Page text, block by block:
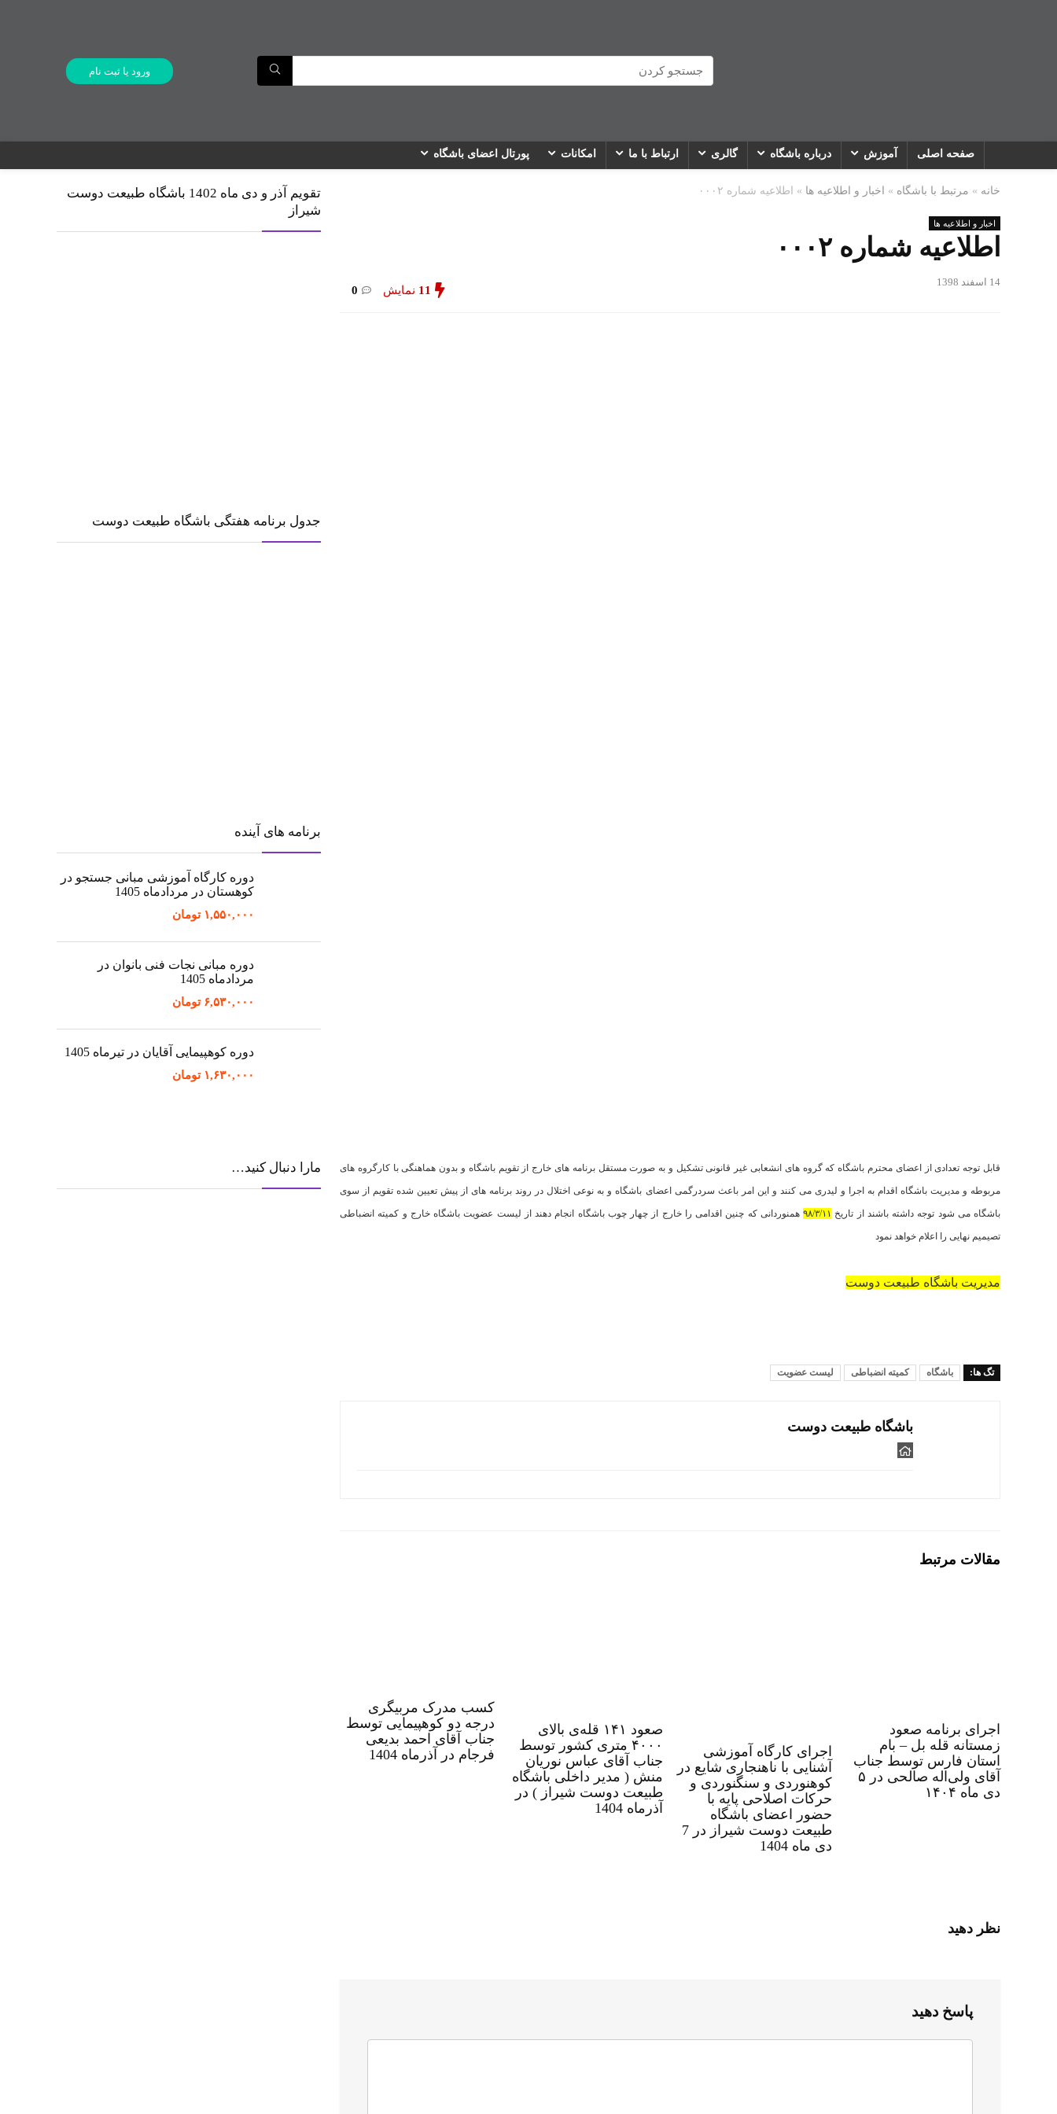
ورود یا ثبت نام
صفحه اصلی آموزش درباره باشگاه گالری ارتباط با ما امکانات پورتال اعضای باشگاه
خانه » مرتبط با باشگاه » اخبار و اطلاعیه ها » اطلاعیه شماره ۰۰۰۲
اخبار و اطلاعیه ها
اطلاعیه شماره ۰۰۰۲
14 اسفند 1398
11 نمایش 0
قابل توجه تعدادی از اعضای محترم باشگاه که گروه های انشعابی غیر قانونی تشکیل و به صورت مستقل برنامه های خارج از تقویم باشگاه و بدون هماهنگی با کارگروه های
مربوطه و مدیریت باشگاه اقدام به اجرا و لیدری می کنند و این امر باعث سردرگمی اعضای باشگاه و به نوعی اختلال در روند برنامه های از پیش تعیین شده تقویم از سوی
باشگاه می شود توجه داشته باشند از تاریخ ۹۸/۳/۱۱ همنوردانی که چنین اقدامی را خارج از چهار چوب باشگاه انجام دهند از لیست عضویت باشگاه خارج و کمیته انضباطی
تصیمیم نهایی را اعلام خواهد نمود
مدیریت باشگاه طبیعت دوست
تگ ها: باشگاه کمیته انضباطی لیست عضویت
باشگاه طبیعت دوست
مقالات مرتبط
اجرای برنامه صعود
زمستانه قله بل – بام
استان فارس توسط جناب
آقای ولی‌اله صالحی در ۵
دی ماه ۱۴۰۴
اجرای کارگاه آموزشی
آشنایی با ناهنجاری شایع در
کوهنوردی و سنگنوردی و
حرکات اصلاحی پایه با
حضور اعضای باشگاه
طبیعت دوست شیراز در 7
دی ماه 1404
صعود ۱۴۱ قله‌ی بالای
۴۰۰۰ متری کشور توسط
جناب آقای عباس نوریان
منش ( مدیر داخلی باشگاه
طبیعت دوست شیراز ) در
آذرماه 1404
کسب مدرک مربیگری
درجه دو کوهپیمایی توسط
جناب آقای احمد بدیعی
فرجام در آذرماه 1404
نظر دهید
پاسخ دهید
تقویم آذر و دی ماه 1402 باشگاه طبیعت دوست
شیراز
جدول برنامه هفتگی باشگاه طبیعت دوست
برنامه های آینده
دوره کارگاه آموزشی مبانی جستجو در
کوهستان در مردادماه 1405
۱,۵۵۰,۰۰۰ تومان
دوره مبانی نجات فنی بانوان در
مردادماه 1405
۶,۵۳۰,۰۰۰ تومان
دوره کوهپیمایی آقایان در تیرماه 1405
۱,۶۳۰,۰۰۰ تومان
مارا دنبال کنید…